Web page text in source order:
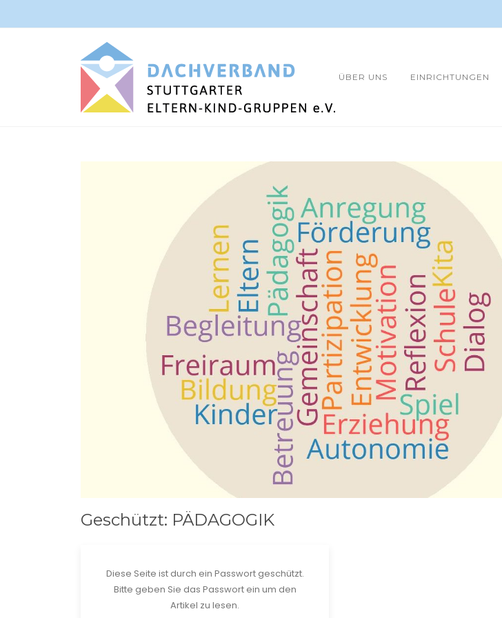
ÜBER UNS EINRICHTUNGEN
Geschützt: PÄDAGOGIK
Diese Seite ist durch ein Passwort geschützt.
Bitte geben Sie das Passwort ein um den
Artikel zu lesen.